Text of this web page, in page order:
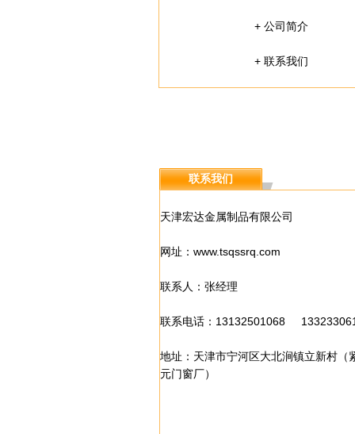
+ 公司简介
+ 联系我们
联系我们
天津宏达金属制品有限公司
网址： www.tsqssrq.com
联系人：张经理
联系电话：13132501068
地址：天津市宁河区大北涧镇立新村（
元门窗厂）